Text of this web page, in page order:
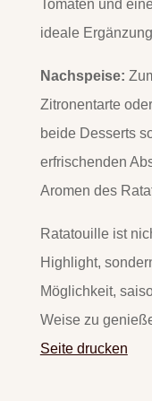
Tomaten und
ideale
Nachspeise:
Zitronentarte
beide Desserts
erfrischenden
Aromen des
Ratatouille ist
Highlight,
Möglichkeit,
Weise zu
Seite drucken